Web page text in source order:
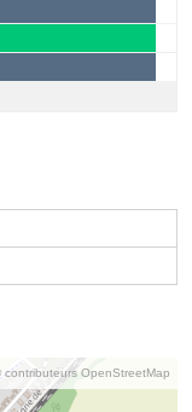
contributeurs OpenStreetMap